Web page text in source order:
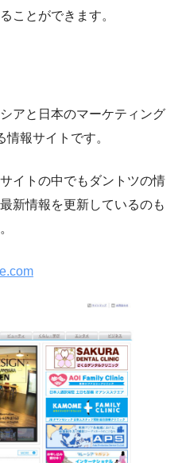
ことができます。
アと日本のマーケティング
報サイトです。
イトの中でもダントツの情
新情報を更新しているのも